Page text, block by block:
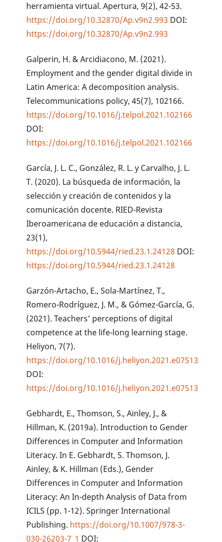
herramienta virtual. Apertura, 9(2), 42-53.
https://doi.org/10.32870/Ap.v9n2.993 DOI:
https://doi.org/10.32870/Ap.v9n2.993
Galperin, H. & Arcidiacono, M. (2021).
Employment and the gender digital divide in
Latin America: A decomposition analysis.
Telecommunications policy, 45(7), 102166.
https://doi.org/10.1016/j.telpol.2021.102166
DOI:
https://doi.org/10.1016/j.telpol.2021.102166
García, J. L. C., González, R. L. y Carvalho, J. L.
T. (2020). La búsqueda de información, la
selección y creación de contenidos y la
comunicación docente. RIED-Revista
Iberoamericana de educación a distancia,
23(1),
https://doi.org/10.5944/ried.23.1.24128 DOI:
https://doi.org/10.5944/ried.23.1.24128
Garzón-Artacho, E., Sola-Martínez, T.,
Romero-Rodríguez, J. M., & Gómez-García, G.
(2021). Teachers’ perceptions of digital
competence at the life-long learning stage.
Heliyon, 7(7).
https://doi.org/10.1016/j.heliyon.2021.e07513
DOI:
https://doi.org/10.1016/j.heliyon.2021.e07513
Gebhardt, E., Thomson, S., Ainley, J., &
Hillman, K. (2019a). Introduction to Gender
Differences in Computer and Information
Literacy. In E. Gebhardt, S. Thomson, J.
Ainley, & K. Hillman (Eds.), Gender
Differences in Computer and Information
Literacy: An In-depth Analysis of Data from
ICILS (pp. 1-12). Springer International
Publishing. https://doi.org/10.1007/978-3-
030-26203-7_1 DOI: